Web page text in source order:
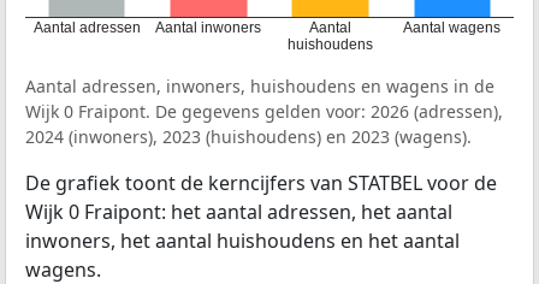
Aantal adressen Aantal inwoners
Aantal
huishoudens
Aantal wagens
Aantal adressen, inwoners, huishoudens en wagens in de
Wijk 0 Fraipont. De gegevens gelden voor: 2026 (adressen),
2024 (inwoners), 2023 (huishoudens) en 2023 (wagens).
De grafiek toont de kerncijfers van STATBEL voor de
Wijk 0 Fraipont: het aantal adressen, het aantal
inwoners, het aantal huishoudens en het aantal
wagens.